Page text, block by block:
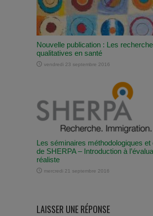
Nouvelle publication : Les
qualitatives en santé
vendredi 23 septembre 2016
Les séminaires méthodologiques et
de SHERPA – Introduction à
réaliste
mercredi 21 septembre 2016
LAISSER UNE RÉPONSE